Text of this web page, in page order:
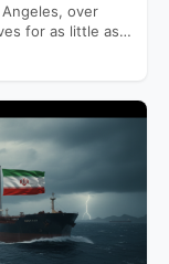
over
for as little as…